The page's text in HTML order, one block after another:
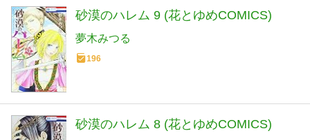
砂漠のハレム 9 (花とゆめCOMICS)
夢木みつる
196
砂漠のハレム 8 (花とゆめCOMICS)